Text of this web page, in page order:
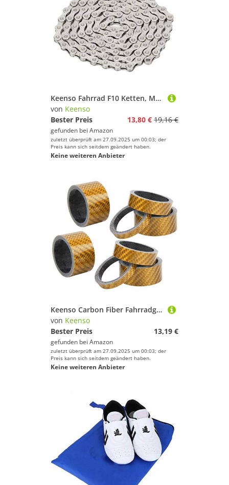
Wakeskating
Windsurfing
Geschlecht
Keenso Fahrrad F10 Ketten, Mountainbike hochfester Stahl 10 Fach Fahrradkette für Mountainbike Rennrad Faltrad 30 Fach Positioniersystem (Silber)
von Keenso
Bester Preis
13,80 € 19,16 €
gefunden bei Amazon
zuletzt überprüft am 27.09.2025 um 00:03; der
Preis kann sich seitdem geändert haben.
Keine weiteren Anbieter
Keenso Carbon Fiber Fahrradgabel Vorbau, 2 Satz 5/10/15/20mm Fahrrad Headset Vorderrad Gabel Spacer Vorbau Fahrradscheibe(Gold)
von Keenso
Bester Preis
13,19 €
gefunden bei Amazon
zuletzt überprüft am 27.09.2025 um 00:03; der
Preis kann sich seitdem geändert haben.
Keine weiteren Anbieter